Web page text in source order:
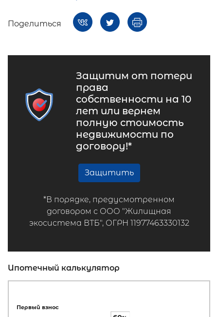
Поделиться
Защитим от потери
права
собственности на 10
лет или вернем
полную стоимость
недвижимости по
договору!*
Защитить
*В порядке, предусмотренном
договором с ООО "Жилищная
экосистема ВТБ", ОГРН 11977463330132
Ипотечный калькулятор